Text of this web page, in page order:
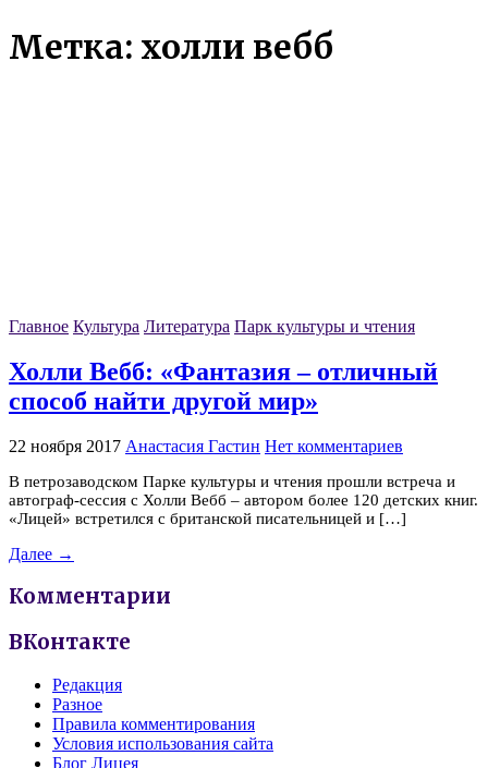
Метка: холли вебб
Главное Культура Литература Парк культуры и чтения
Холли Вебб: «Фантазия – отличный
способ найти другой мир»
22 ноября 2017 Анастасия Гастин Нет комментариев
В петрозаводском Парке культуры и чтения прошли встреча и
автограф-сессия с Холли Вебб – автором более 120 детских книг.
«Лицей» встретился с британской писательницей и […]
Далее →
Комментарии
ВКонтакте
Редакция
Разное
Правила комментирования
Условия использования сайта
Блог Лицея